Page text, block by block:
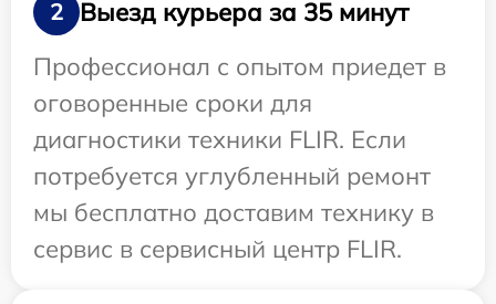
2
Выезд курьера за 35 минут
Профессионал с опытом приедет в
оговоренные сроки для
диагностики техники FLIR. Если
потребуется углубленный ремонт
мы бесплатно доставим технику в
сервис в сервисный центр FLIR.